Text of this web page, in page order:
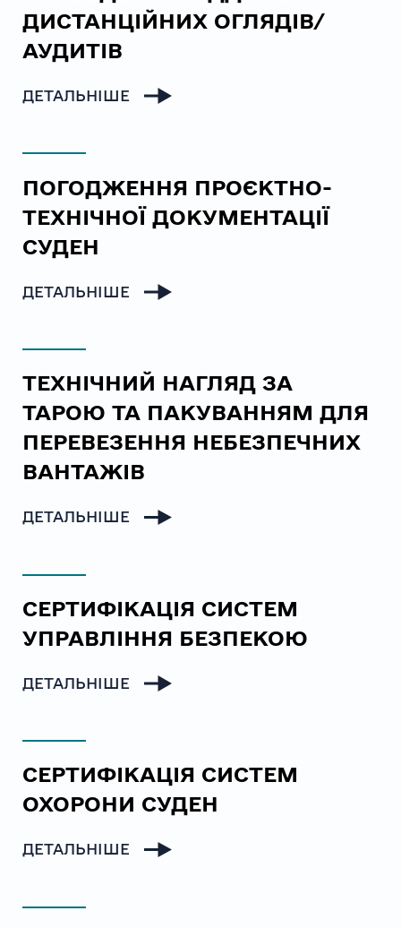
ДИСТАНЦІЙНИХ ОГЛЯДІВ/
АУДИТІВ
ДЕТАЛЬНІШЕ
ПОГОДЖЕННЯ ПРОЄКТНО-
ТЕХНІЧНОЇ ДОКУМЕНТАЦІЇ
СУДЕН
ДЕТАЛЬНІШЕ
ТЕХНІЧНИЙ НАГЛЯД ЗА
ТАРОЮ ТА ПАКУВАННЯМ ДЛЯ
ПЕРЕВЕЗЕННЯ НЕБЕЗПЕЧНИХ
ВАНТАЖІВ
ДЕТАЛЬНІШЕ
СЕРТИФІКАЦІЯ СИСТЕМ
УПРАВЛІННЯ БЕЗПЕКОЮ
ДЕТАЛЬНІШЕ
СЕРТИФІКАЦІЯ СИСТЕМ
ОХОРОНИ СУДЕН
ДЕТАЛЬНІШЕ